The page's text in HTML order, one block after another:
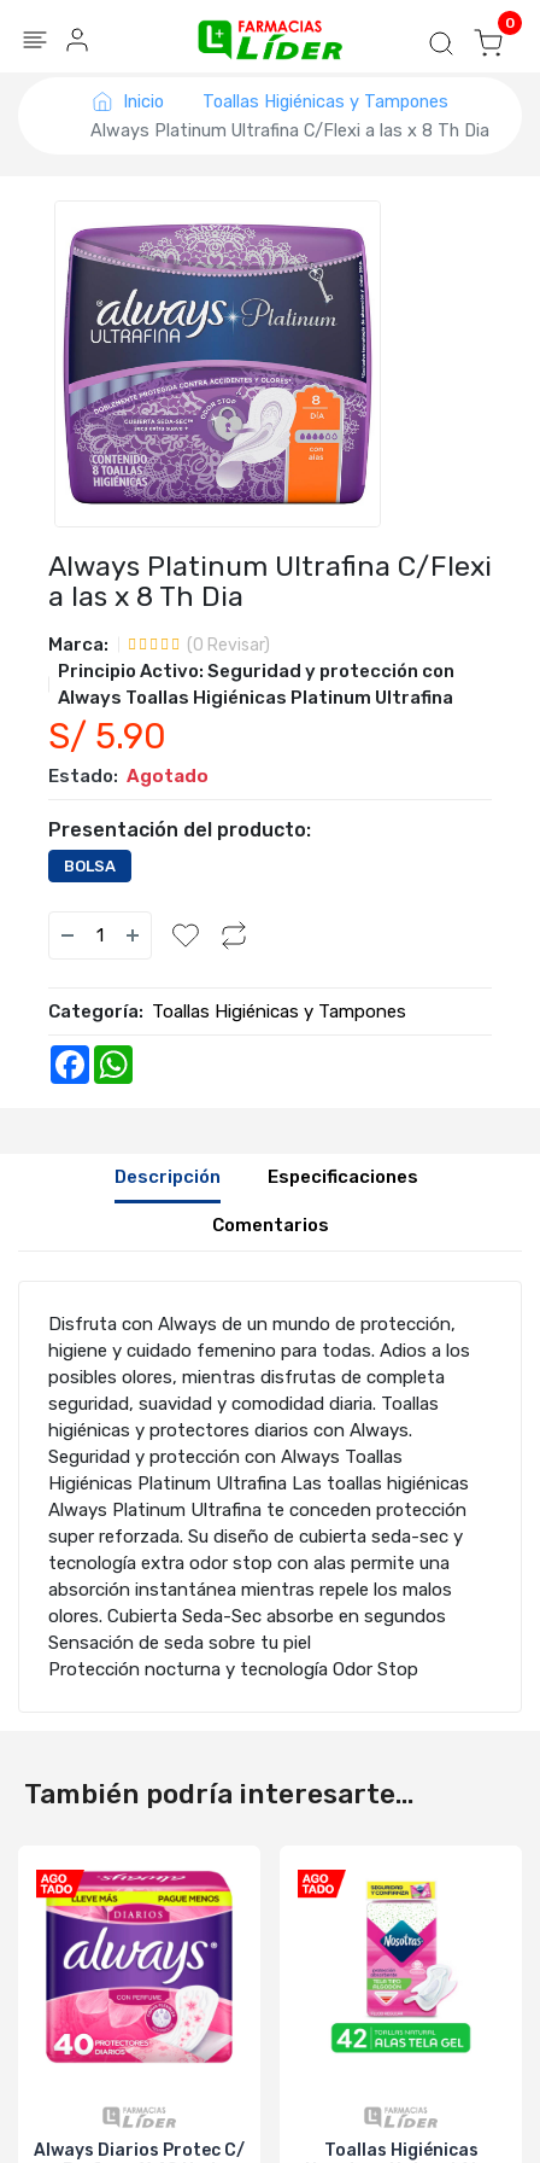
Seguir mi pedido 0
Inicio
Toallas Higiénicas y Tampones
Always Platinum Ultrafina C/Flexi a las x 8 Th Dia
Always Platinum Ultrafina C/Flexi
a las x 8 Th Dia
Marca: (0 Revisar)
Principio Activo: Seguridad y protección con
Always Toallas Higiénicas Platinum Ultrafina
S/ 5.90
Estado: Agotado
Presentación del producto:
BOLSA
Categoría: Toallas Higiénicas y Tampones
Facebook
Descripción Especificaciones
Comentarios
Disfruta con Always de un mundo de protección,
higiene y cuidado femenino para todas. Adios a los
posibles olores, mientras disfrutas de completa
seguridad, suavidad y comodidad diaria. Toallas
higiénicas y protectores diarios con Always.
Seguridad y protección con Always Toallas
Higiénicas Platinum Ultrafina Las toallas higiénicas
Always Platinum Ultrafina te conceden protección
super reforzada. Su diseño de cubierta seda-sec y
tecnología extra odor stop con alas permite una
absorción instantánea mientras repele los malos
olores. Cubierta Seda-Sec absorbe en segundos
Sensación de seda sobre tu piel
Protección nocturna y tecnología Odor Stop
También podría interesarte...
Always Diarios Protec C/
Toallas Higiénicas